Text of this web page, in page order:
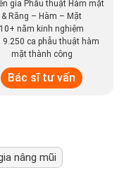
gia Phẫu thuật Hàm mặt
& Răng – Hàm – Mặt
10+ năm kinh nghiệm
9.250 ca phẫu thuật hàm
mặt thành công
Bác sĩ tư vấn
nâng mũi